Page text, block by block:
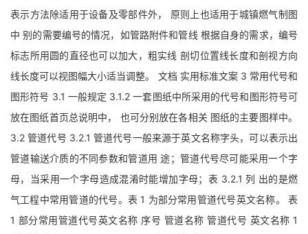
表示方法除适用于设备及零部件外， 原则上也适用于城镇燃气制图
中 别的需要编号的情况，如管路附件和管线 根据自身的需求，编号
标志所用圆的直径也可以加大，粗实线 剖切位置线长度和剖视方向
线长度可以视图幅大小适当调整。 文档 实用标准文案 3 常用代号和
图形符号 3.1 一般规定 3.1.2 一套图纸中所采用的代号和图形符号可
放在图纸首页总说明中， 也可分别放在各相关 图纸的主要图样中。
3.2 管道代号 3.2.1 管道代号一般来源于英文名称字头，可以表示出
管道输送介质的不同参数和管道用 途；管道代号尽可能采用一个字
母，当采用一个字母造成混淆时能增加字母；表 3.2.1 列 出的是燃
气工程中常用管道的代号。表 1 为部分常用管道代号英文名称。 表
1 部分常用管道代号英文名称 序号 管道名称 管道代号 英文名称 1